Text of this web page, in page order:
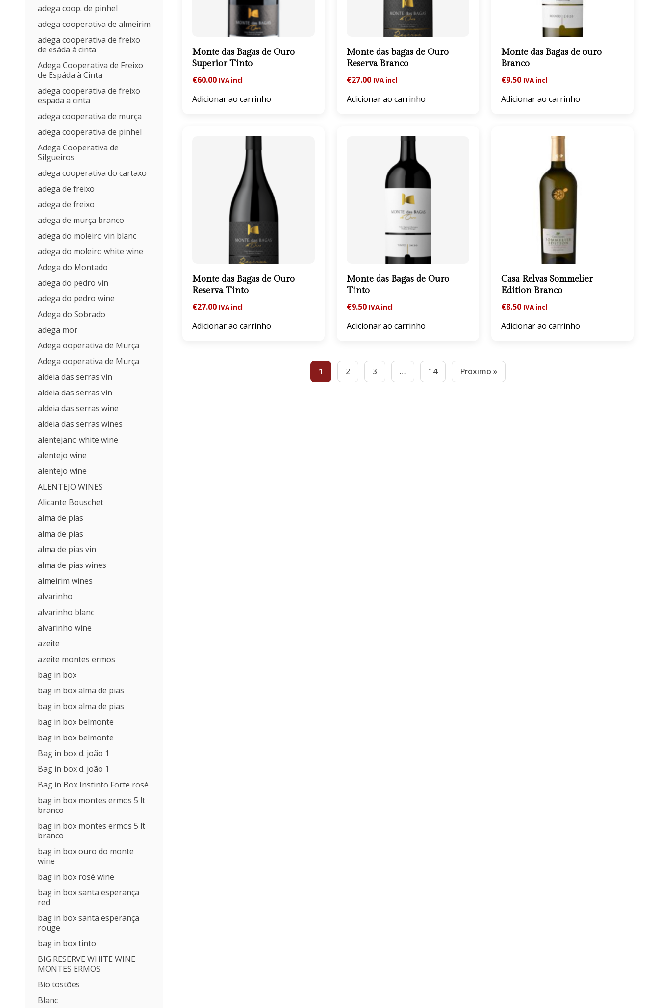
adega coop. de pinhel
adega cooperativa de almeirim
adega cooperativa de freixo
de esáda à cinta
Adega Cooperativa de Freixo
de Espáda à Cinta
adega cooperativa de freixo
espada a cinta
adega cooperativa de murça
adega cooperativa de pinhel
Adega Cooperativa de
Silgueiros
adega cooperativa do cartaxo
adega de freixo
adega de freixo
adega de murça branco
adega do moleiro vin blanc
adega do moleiro white wine
Adega do Montado
adega do pedro vin
adega do pedro wine
Adega do Sobrado
adega mor
Adega ooperativa de Murça
Adega ooperativa de Murça
aldeia das serras vin
aldeia das serras vin
aldeia das serras wine
aldeia das serras wines
alentejano white wine
alentejo wine
alentejo wine
ALENTEJO WINES
Alicante Bouschet
alma de pias
alma de pias
alma de pias vin
alma de pias wines
almeirim wines
alvarinho
alvarinho blanc
alvarinho wine
azeite
azeite montes ermos
bag in box
bag in box alma de pias
bag in box alma de pias
bag in box belmonte
bag in box belmonte
Bag in box d. joão 1
Bag in box d. joão 1
Bag in Box Instinto Forte rosé
bag in box montes ermos 5 lt
branco
bag in box montes ermos 5 lt
branco
bag in box ouro do monte
wine
bag in box rosé wine
bag in box santa esperança
red
bag in box santa esperança
rouge
bag in box tinto
BIG RESERVE WHITE WINE
MONTES ERMOS
Bio tostões
Blanc
Monte das Bagas de Ouro
Superior Tinto
€60.00 IVA incl
Adicionar ao carrinho
Monte das bagas de Ouro
Reserva Branco
€27.00 IVA incl
Adicionar ao carrinho
Monte das Bagas de ouro
Branco
€9.50 IVA incl
Adicionar ao carrinho
Monte das Bagas de Ouro
Reserva Tinto
€27.00 IVA incl
Adicionar ao carrinho
Monte das Bagas de Ouro
Tinto
€9.50 IVA incl
Adicionar ao carrinho
Casa Relvas Sommelier
Edition Branco
€8.50 IVA incl
Adicionar ao carrinho
1 2 3 … 14 Próximo »